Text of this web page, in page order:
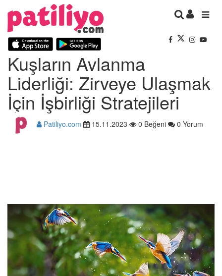
Kuşların Avlanma
Liderliği: Zirveye Ulaşmak
İçin İşbirliği Stratejileri
Patiliyo.com 15.11.2023 0 Beğeni 0 Yorum